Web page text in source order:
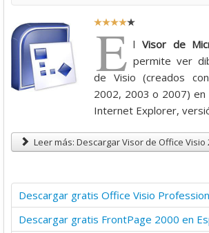
a
o
4
E l Visor de
permite ver
de Visio (creados
2002, 2003 o 2007)
Internet Explorer,
Leer más: Descargar Visor de Office Visio
Descargar gratis Office Visio
Descargar gratis FrontPage 2000 en